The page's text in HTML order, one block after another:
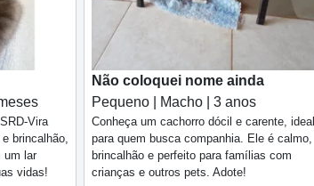
Vira
brincalhão,
um lar
vidas!
Não coloquei nome ainda
Pequeno | Macho | 3 anos
Conheça um cachorro dócil e carente, ideal
para quem busca companhia. Ele é calmo,
brincalhão e perfeito para famílias com
crianças e outros pets. Adote!